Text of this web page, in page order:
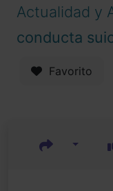
Actualidad y
conducta
Favorito